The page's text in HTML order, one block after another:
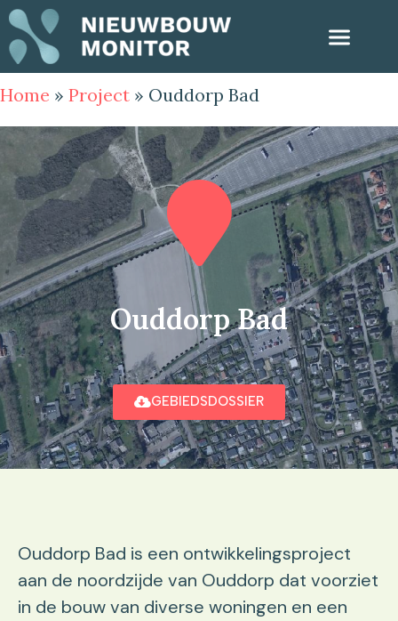
Home » Project » Ouddorp Bad
Ouddorp Bad
GEBIEDSDOSSIER
Ouddorp Bad is een ontwikkelingsproject
aan de noordzijde van Ouddorp dat voorziet
in de bouw van diverse woningen en een